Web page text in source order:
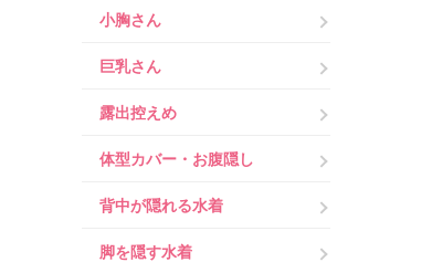
小胸さん
巨乳さん
露出控えめ
体型カバー・お腹隠し
背中が隠れる水着
脚を隠す水着